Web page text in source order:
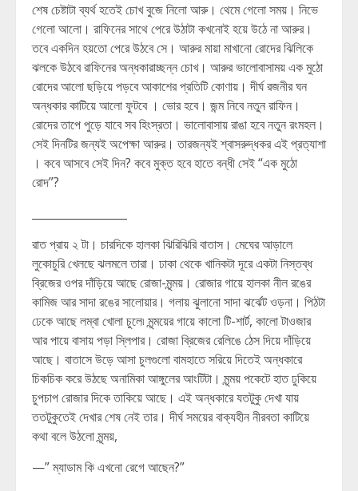
শেষ চেষ্টাটা ব্যর্থ হতেই চোখ বুজে নিলো আরু। থেমে গেলো সময়। নিভে
গেলো আলো। রাফিনের সাথে পেরে উঠাটা কখনোই হয়ে উঠে না আরুর।
তবে একদিন হয়তো পেরে উঠবে সে। আরুর মায়া মাখানো রোদের ঝিলিকে
ঝলকে উঠবে রাফিনের অন্ধকারাচ্ছন্ন চোখ। আরুর ভালোবাসাময় এক মুঠো
রোদের আলো ছড়িয়ে পড়বে আকাশের প্রতিটি কোণায়। দীর্ঘ রজনীর ঘন
অন্ধকার কাটিয়ে আলো ফুটবে । ভোর হবে। জন্ম নিবে নতুন রাফিন।
রোদের তাপে পুড়ে যাবে সব হিংস্রতা। ভালোবাসায় রাঙা হবে নতুন রংমহল।
সেই দিনটির জন্যই অপেক্ষা আরুর। তারজন্যই শ্বাসরুদ্ধকর এই প্রত্যাশা
। কবে আসবে সেই দিন? কবে মুক্ত হবে হাতে বন্ধী সেই “এক মুঠো
রোদ”?
রাত প্রায় ২ টা। চারদিকে হালকা ঝিরিঝিরি বাতাস। মেঘের আড়ালে
লুকোচুরি খেলছে ঝলমলে তারা। ঢাকা থেকে খানিকটা দূরে একটা নিস্তব্ধ
ব্রিজের ওপর দাঁড়িয়ে আছে রোজা-মৃন্ময়। রোজার গায়ে হালকা নীল রঙের
কামিজ আর সাদা রঙের সালোয়ার। গলায় ঝুলানো সাদা ঝর্ঝেট ওড়না। পিঠটা
ঢেকে আছে লম্বা খোলা চুলে৷ মৃন্ময়ের গায়ে কালো টি-শার্ট, কালো টাওজার
আর পায়ে বাসায় পড়া স্লিপার। রোজা ব্রিজের রেলিঙে ঠেস দিয়ে দাঁড়িয়ে
আছে। বাতাসে উড়ে আসা চুলগুলো বামহাতে সরিয়ে দিতেই অন্ধকারে
চিকচিক করে উঠছে অনামিকা আঙ্গুলের আংটিটা। মৃন্ময় পকেটে হাত ঢুকিয়ে
চুপচাপ রোজার দিকে তাকিয়ে আছে। এই অন্ধকারে যতটুকু দেখা যায়
ততটুকুতেই দেখার শেষ নেই তার। দীর্ঘ সময়ের বাক্যহীন নীরবতা কাটিয়ে
কথা বলে উঠলো মৃন্ময়,
—” ম্যাডাম কি এখনো রেগে আছেন?”